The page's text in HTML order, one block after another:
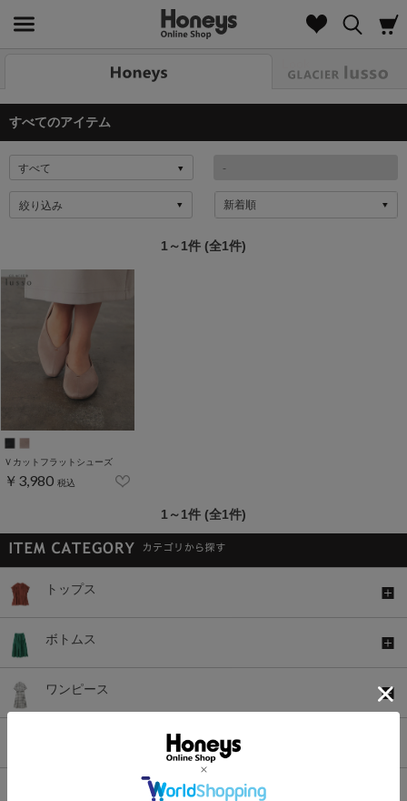
すべてのアイテム
絞り込み
1～1件 (全1件)
Ｖカットフラットシューズ
￥3,980 税込
1～1件 (全1件)
トップス
ボトムス
ワンピース